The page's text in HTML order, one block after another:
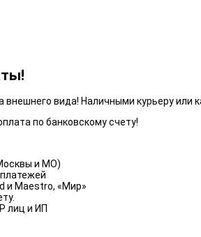
вида! Наличными курьеру или
по банковскому счету!
и МО)
и Maestro, «Мир»
лиц и ИП